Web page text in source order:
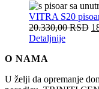
VITRA S20
20.330,00RSD
Detaljnije
O NAMA
U želji da opremanje